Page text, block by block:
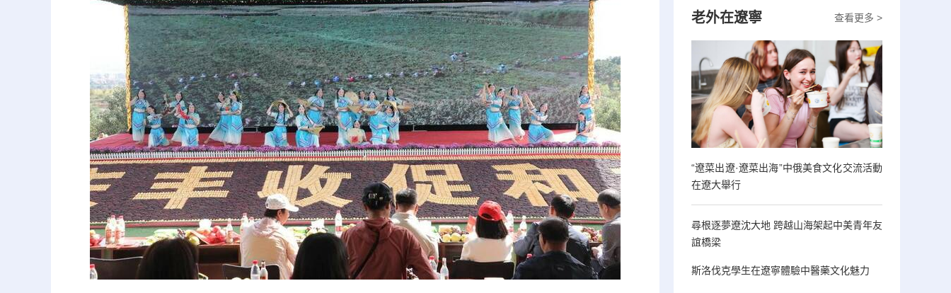
查看更多 >
老外在遼寧
“遼菜出遼·遼菜出海”中俄美食文化交流活動
在遼大舉行
尋根逐夢遼沈大地 跨越山海架起中美青年友
誼橋梁
斯洛伐克學生在遼寧體驗中醫藥文化魅力